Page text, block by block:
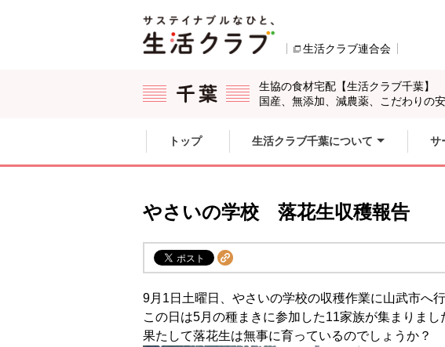
生活クラブ連合会 別のウィ
生協の食材宅配【生活クラブ千葉】
国産、無添加、減農薬、こだわりの
ここからサイト内共通メニューです。
サイト内共通メニューをスキップする
トップ 生活クラブ千葉について サ
やさいの学校 落花生収穫報告
9月1日土曜日、やさいの学校の収穫作業に山武市へ行
この日は5月の種まきに参加した11家族が集まりまし
果たして落花生は無事に育っているのでしょうか？